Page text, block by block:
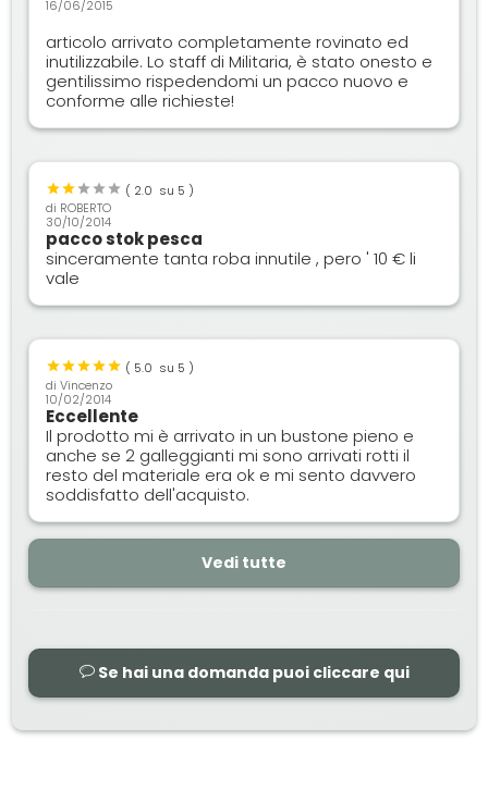
16/06/2015
articolo arrivato completamente rovinato ed
inutilizzabile. Lo staff di Militaria, è stato onesto e
gentilissimo rispedendomi un pacco nuovo e
conforme alle richieste!
( 2.0 su 5 )
di ROBERTO
30/10/2014
pacco stok pesca
sinceramente tanta roba innutile , pero ' 10 € li
vale
( 5.0 su 5 )
diVincenzo
10/02/2014
Eccellente
Il prodotto mi è arrivato in un bustone pieno e
anche se 2 galleggianti mi sono arrivati rotti il
resto del materiale era ok e mi sento davvero
soddisfatto dell'acquisto.
Vedi tutte
Se hai una domanda puoi cliccare qui